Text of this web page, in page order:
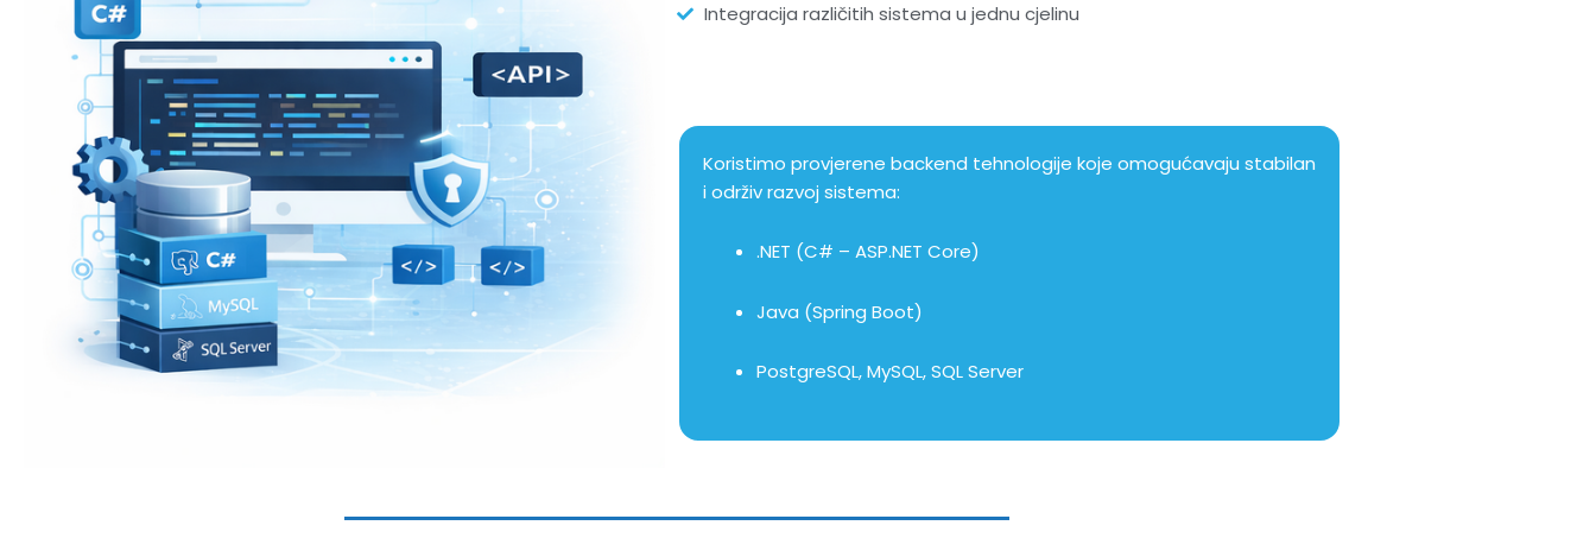
Integracija različitih sistema u jednu cjelinu
Koristimo provjerene backend tehnologije koje omogućavaju stabilan
i održiv razvoj sistema:
.NET (C# – ASP.NET Core)
Java (Spring Boot)
PostgreSQL, MySQL, SQL Server